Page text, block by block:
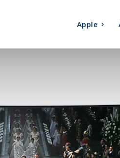
Apple